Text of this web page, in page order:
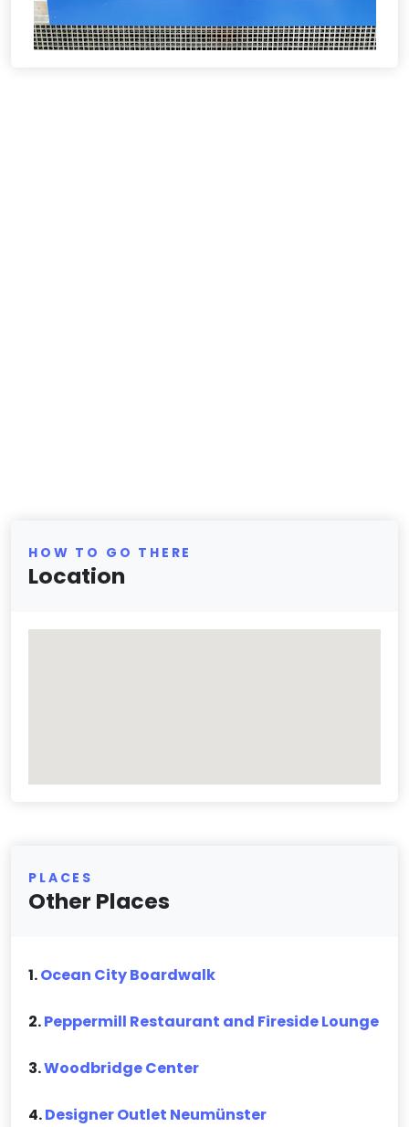
HOW TO GO THERE
Location
PLACES
Other Places
1.Ocean City Boardwalk
2.Peppermill Restaurant and Fireside Lounge
3.Woodbridge Center
4.Designer Outlet Neumünster